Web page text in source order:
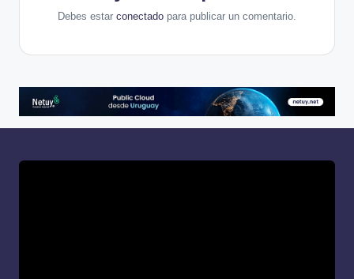
Debes estar conectado para publicar un comentario.